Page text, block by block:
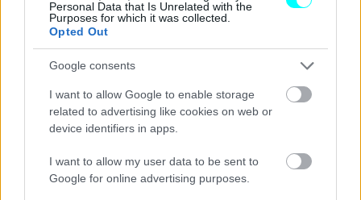
Personal Data that Is Unrelated with the
Purposes for which it was collected.
Opted Out
Google consents
I want to allow Google to enable storage
related to advertising like cookies on web or
device identifiers in apps.
I want to allow my user data to be sent to
Google for online advertising purposes.
Με τα λόγια του Baumbick, η Ford φαίνεται να
αντιλαμβάνεται ότι εξακολουθεί να υπάρχει ισχυρή
ζήτησηγια πρακτικά, προσιτά και ευχάριστα στην
οδήγηση μικρά επιβατικά μοντέλα. Και η
επιτυχία του Renault 5μόνο απαρατήρητη δεν έχει
περάσει.